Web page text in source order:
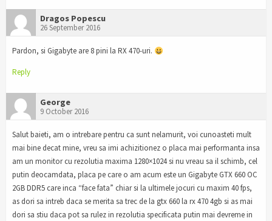
Dragos Popescu
26 September 2016
Pardon, si Gigabyte are 8 pini la RX 470-uri.
Reply
George
9 October 2016
Salut baieti, am o intrebare pentru ca sunt nelamurit, voi cunoasteti mult
mai bine decat mine, vreu sa imi achizitionez o placa mai performanta insa
am un monitor cu rezolutia maxima 1280×1024 si nu vreau sa il schimb, cel
putin deocamdata, placa pe care o am acum este un Gigabyte GTX 660 OC
2GB DDR5 care inca “face fata” chiar si la ultimele jocuri cu maxim 40 fps,
as dori sa intreb daca se merita sa trec de la gtx 660 la rx 470 4gb si as mai
dori sa stiu daca pot sa rulez in rezolutia specificata putin mai devreme in